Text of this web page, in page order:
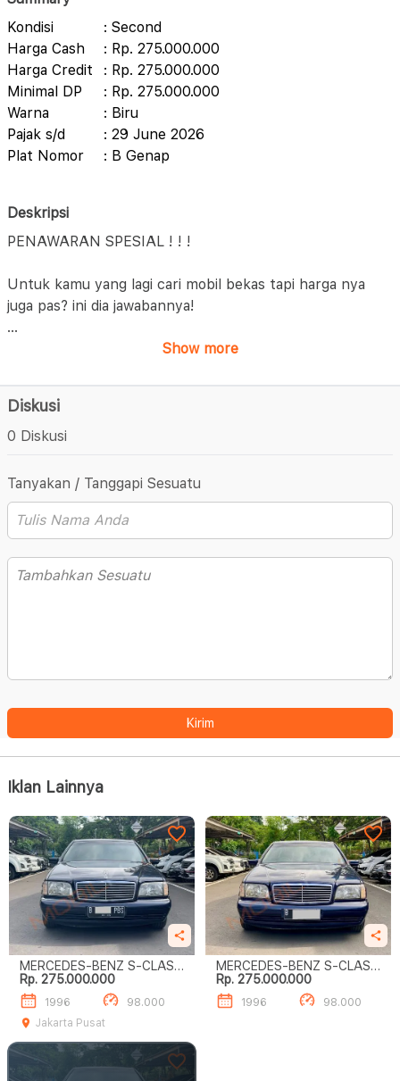
Kondisi
: Second
Harga Cash
: Rp. 275.000.000
Harga Credit
: Rp. 275.000.000
Minimal DP
: Rp. 275.000.000
Warna
: Biru
Pajak s/d
: 29 June 2026
Plat Nomor
: B Genap
Deskripsi
PENAWARAN SPESIAL ! ! !
Untuk kamu yang lagi cari mobil bekas tapi harga nya
juga pas? ini dia jawabannya!
...
Show more
Diskusi
0 Diskusi
Tanyakan / Tanggapi Sesuatu
Kirim
Iklan Lainnya
MERCEDES-BENZ S-CLASS
S320
Rp. 275.000.000
1996
98.000
Jakarta Pusat
MERCEDES-BENZ S-CLASS
S320
Rp. 275.000.000
1996 98.000